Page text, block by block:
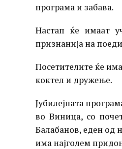
програма и забава.
Настап ќе имаат
признанија на
Посетителите ќе
коктел и дружење.
Јубилејната
во Виница, со
Балабанов, еден од
има најголем